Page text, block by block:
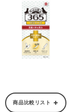
商品比較リスト